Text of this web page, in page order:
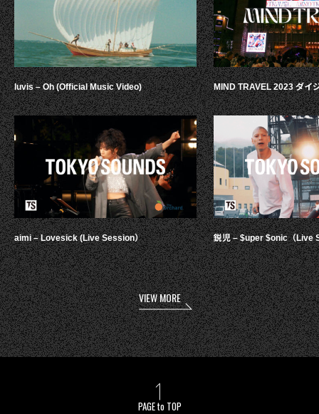
luvis – Oh (Official Music Video)
aimi – Lovesick (Live Session）
MIND TRAVEL 2023 ダイ
鋭児 – $uper $onic（Live
VIEW MORE
PAGE to TOP